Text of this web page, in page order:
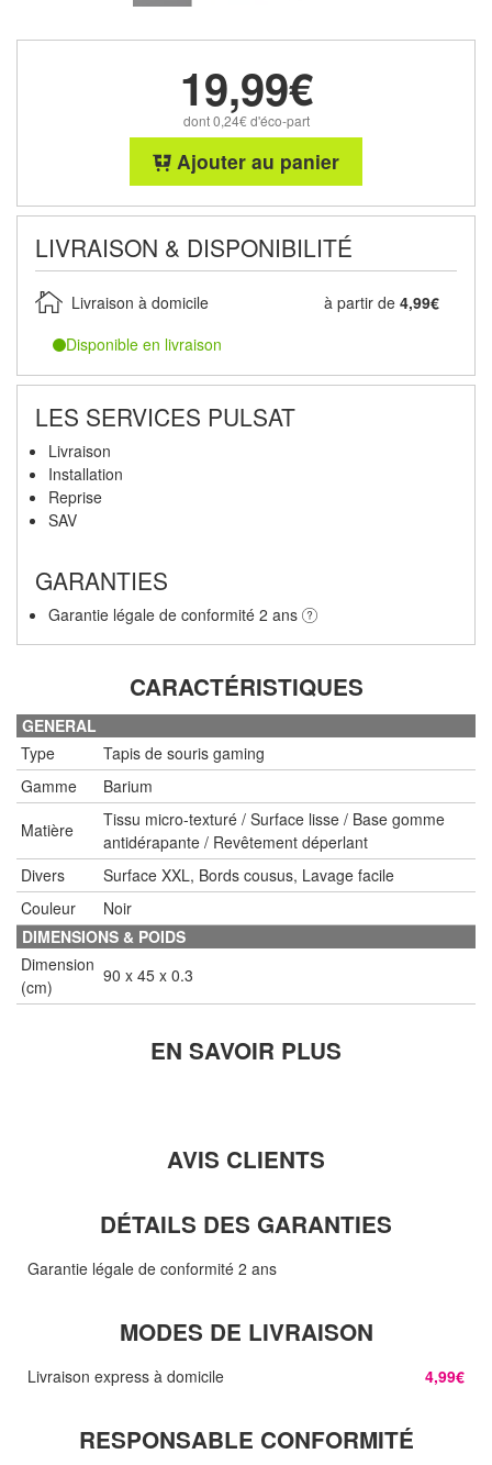
19,99€
dont 0,24€ d'éco-part
Ajouter au panier
LIVRAISON & DISPONIBILITÉ
Livraison à domicile à partir de 4,99€
Disponible en livraison
LES SERVICES PULSAT
Livraison
Installation
Reprise
SAV
GARANTIES
Garantie légale de conformité 2 ans
CARACTÉRISTIQUES
GENERAL
Type
Tapis de souris gaming
Gamme
Barium
Matière
Tissu micro-texturé / Surface lisse / Base gomme
antidérapante / Revêtement déperlant
Divers
Surface XXL, Bords cousus, Lavage facile
Couleur
Noir
DIMENSIONS & POIDS
Dimension
(cm)
90 x 45 x 0.3
EN SAVOIR PLUS
AVIS CLIENTS
DÉTAILS DES GARANTIES
Garantie légale de conformité 2 ans
MODES DE LIVRAISON
Livraison express à domicile 4,99€
RESPONSABLE CONFORMITÉ